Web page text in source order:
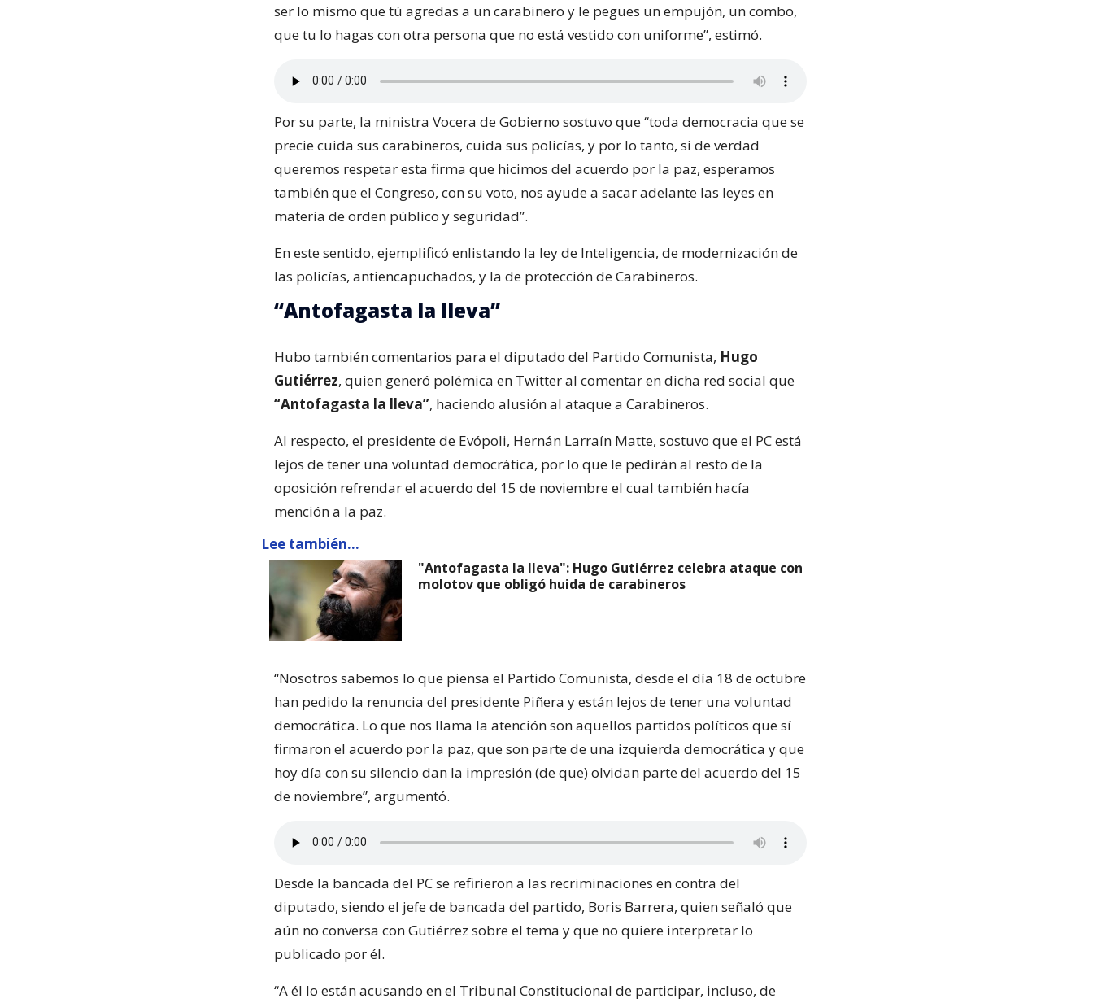
ser lo mismo que tú agredas a un carabinero y le pegues un empujón, un combo,
que tu lo hagas con otra persona que no está vestido con uniforme”, estimó.
Por su parte, la ministra Vocera de Gobierno sostuvo que “toda democracia que se
precie cuida sus carabineros, cuida sus policías, y por lo tanto, si de verdad
queremos respetar esta firma que hicimos del acuerdo por la paz, esperamos
también que el Congreso, con su voto, nos ayude a sacar adelante las leyes en
materia de orden público y seguridad”.
En este sentido, ejemplificó enlistando la ley de Inteligencia, de modernización de
las policías, antiencapuchados, y la de protección de Carabineros.
“Antofagasta la lleva”
Hubo también comentarios para el diputado del Partido Comunista, Hugo
Gutiérrez, quien generó polémica en Twitter al comentar en dicha red social que
“Antofagasta la lleva”, haciendo alusión al ataque a Carabineros.
Al respecto, el presidente de Evópoli, Hernán Larraín Matte, sostuvo que el PC está
lejos de tener una voluntad democrática, por lo que le pedirán al resto de la
oposición refrendar el acuerdo del 15 de noviembre el cual también hacía
mención a la paz.
Lee también...
"Antofagasta la lleva": Hugo Gutiérrez celebra ataque con
molotov que obligó huida de carabineros
“Nosotros sabemos lo que piensa el Partido Comunista, desde el día 18 de octubre
han pedido la renuncia del presidente Piñera y están lejos de tener una voluntad
democrática. Lo que nos llama la atención son aquellos partidos políticos que sí
firmaron el acuerdo por la paz, que son parte de una izquierda democrática y que
hoy día con su silencio dan la impresión (de que) olvidan parte del acuerdo del 15
de noviembre”, argumentó.
Desde la bancada del PC se refirieron a las recriminaciones en contra del
diputado, siendo el jefe de bancada del partido, Boris Barrera, quien señaló que
aún no conversa con Gutiérrez sobre el tema y que no quiere interpretar lo
publicado por él.
“A él lo están acusando en el Tribunal Constitucional de participar, incluso, de